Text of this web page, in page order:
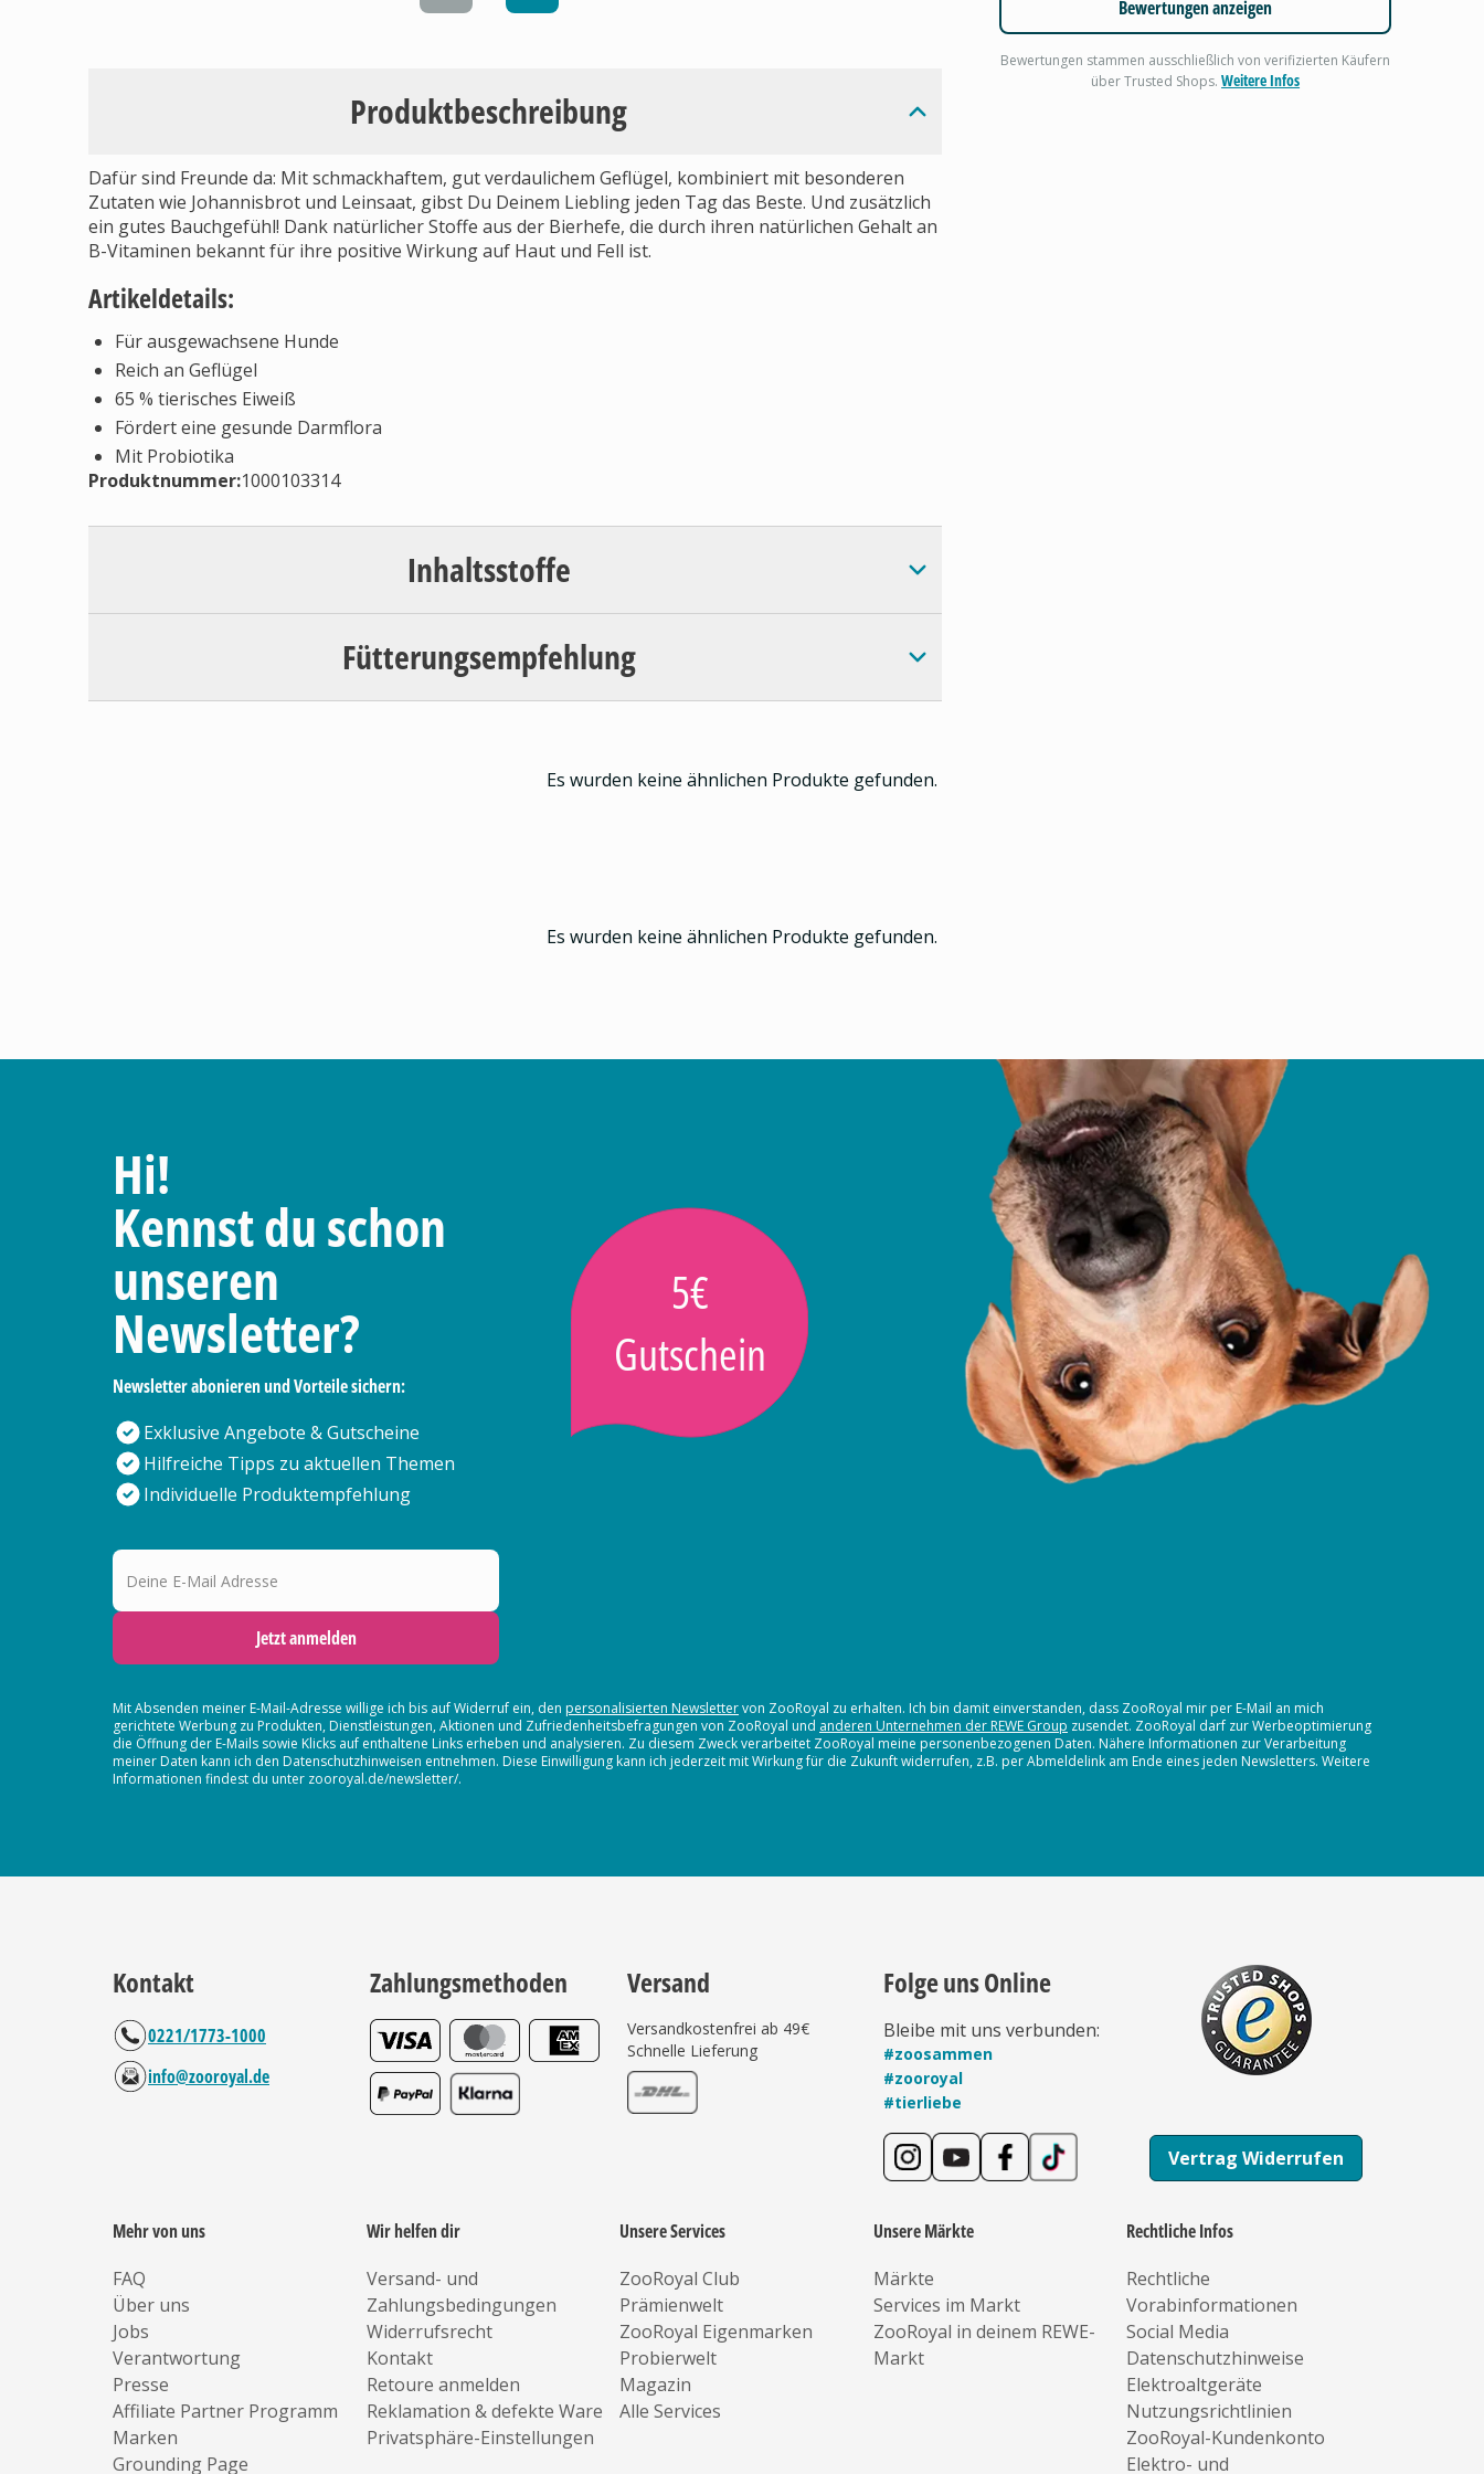
Produktbeschreibung
Dafür sind Freunde da: Mit schmackhaftem, gut verdaulichem Geflügel, kombiniert mit besonderen
Zutaten wie Johannisbrot und Leinsaat, gibst Du Deinem Liebling jeden Tag das Beste. Und zusätzlich
ein gutes Bauchgefühl! Dank natürlicher Stoffe aus der Bierhefe, die durch ihren natürlichen Gehalt an
B-Vitaminen bekannt für ihre positive Wirkung auf Haut und Fell ist.
Artikeldetails:
Für ausgewachsene Hunde
Reich an Geflügel
65 % tierisches Eiweiß
Fördert eine gesunde Darmflora
Mit Probiotika
Produktnummer:1000103314
Inhaltsstoffe
Fütterungsempfehlung
Bewertungen anzeigen
Bewertungen stammen ausschließlich von verifizierten Käufern
über Trusted Shops.Weitere Infos
Es wurden keine ähnlichen Produkte gefunden.
Es wurden keine ähnlichen Produkte gefunden.
Hi!
Kennst du schon
unseren
Newsletter?
Newsletter abonieren und Vorteile sichern:
Exklusive Angebote & Gutscheine
Hilfreiche Tipps zu aktuellen Themen
Individuelle Produktempfehlung
5€
Gutschein
Deine E-Mail Adresse
Jetzt anmelden
Mit Absenden meiner E-Mail-Adresse willige ich bis auf Widerruf ein, den personalisierten Newslettervon ZooRoyal zu erhalten. Ich bin damit einverstanden, dass ZooRoyal mir per E-Mail an mich
gerichtete Werbung zu Produkten, Dienstleistungen, Aktionen und Zufriedenheitsbefragungen von ZooRoyal und anderen Unternehmen der REWE Group zusendet. ZooRoyal darf zur Werbeoptimierung
die Öffnung der E-Mails sowie Klicks auf enthaltene Links erheben und analysieren. Zu diesem Zweck verarbeitet ZooRoyal meine personenbezogenen Daten. Nähere Informationen zur Verarbeitung
meiner Daten kann ich den Datenschutzhinweisen entnehmen. Diese Einwilligung kann ich jederzeit mit Wirkung für die Zukunft widerrufen, z.B. per Abmeldelink am Ende eines jeden Newsletters. Weitere
Informationen findest du unter zooroyal.de/newsletter/.
Kontakt
0221/1773-1000
info@zooroyal.de
Zahlungsmethoden Versand
Versandkostenfrei ab 49€
Schnelle Lieferung
Folge uns Online
Bleibe mit uns verbunden:
#zoosammen
#zooroyal
#tierliebe
Vertrag Widerrufen
Mehr von uns
FAQ
Über uns
Jobs
Verantwortung
Presse
Affiliate Partner Programm
Marken
Grounding Page
Wir helfen dir
Versand- und
Zahlungsbedingungen
Widerrufsrecht
Kontakt
Retoure anmelden
Reklamation & defekte Ware
Privatsphäre-Einstellungen
Unsere Services
ZooRoyal Club
Prämienwelt
ZooRoyal Eigenmarken
Probierwelt
Magazin
Alle Services
Unsere Märkte
Märkte
Services im Markt
ZooRoyal in deinem REWE-
Markt
Rechtliche Infos
Rechtliche
Vorabinformationen
Social Media
Datenschutzhinweise
Elektroaltgeräte
Nutzungsrichtlinien
ZooRoyal-Kundenkonto
Elektro- und